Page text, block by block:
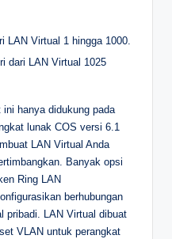
LAN Virtual 1 hingga 1000.
dari LAN Virtual 1025
hanya didukung pada
lunak COS versi 6.1
LAN Virtual Anda
Banyak opsi
Ring LAN
berhubungan
pribadi. LAN Virtual dibuat
VLAN untuk perangkat